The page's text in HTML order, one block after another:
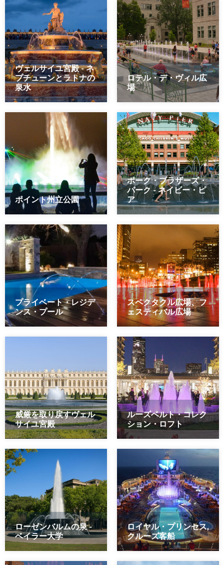
ヴェルサイユ宮殿 - ネ
プチューンとラトナの
泉水
ロテル・デ・ヴィル広
場
ポイント州立公園
ポーク・ブラザーズ・
パーク - ネイビー・ピ
ア
プライベート・レジデ
ンス・プール
スペクタクル広場、フ
ェスティバル広場
威厳を取り戻すヴェル
サイユ宮殿
ルーズベルト・コレク
ション・ロフト
ローゼンバルムの泉 -
ベイラー大学
ロイヤル・プリンセス,
クルーズ客船